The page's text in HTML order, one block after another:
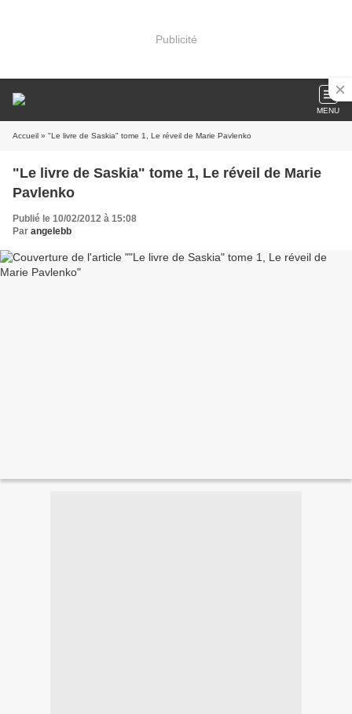
Publicité
MENU
Accueil » "Le livre de Saskia" tome 1, Le réveil de Marie Pavlenko
"Le livre de Saskia" tome 1, Le réveil de Marie
Pavlenko
Publié le 10/02/2012 à 15:08
Par angelebb